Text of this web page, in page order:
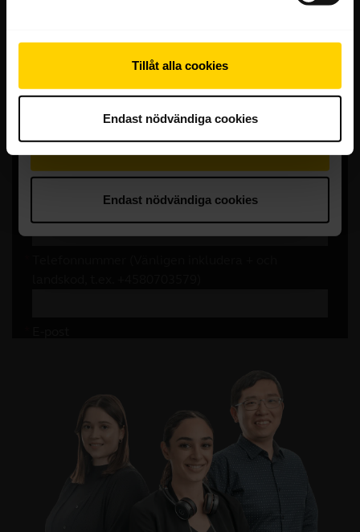
Tillåt alla cookies
Endast nödvändiga cookies